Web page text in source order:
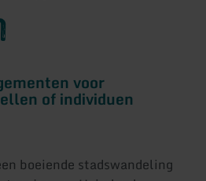
voor
of individuen
boeiende stadswandeling